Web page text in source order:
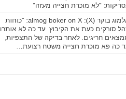
"לא מוכרת חצייה מעזה"
אלמוג בוקר (X): almog boker on X: "כוחות
סורקים כעת את הקיבוץ. עד כה לא אותרו
חריגים. לאחר בדיקה של התצפיות,
כה פא מוכרת חצייה משטח רצועת…